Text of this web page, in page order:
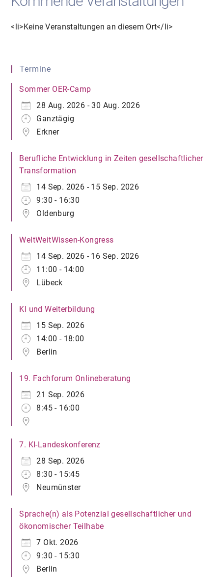
<li>Keine Veranstaltungen an diesem Ort</li>
Termine
Sommer OER-Camp
28 Aug. 2026 - 30 Aug. 2026
Ganztägig
Erkner
Berufliche Entwicklung in Zeiten gesellschaftlicher
Transformation
14 Sep. 2026 - 15 Sep. 2026
9:30 - 16:30
Oldenburg
WeltWeitWissen-Kongress
14 Sep. 2026 - 16 Sep. 2026
11:00 - 14:00
Lübeck
KI und Weiterbildung
15 Sep. 2026
14:00 - 18:00
Berlin
19. Fachforum Onlineberatung
21 Sep. 2026
8:45 - 16:00
7. KI-Landeskonferenz
28 Sep. 2026
8:30 - 15:45
Neumünster
Sprache(n) als Potenzial gesellschaftlicher und
ökonomischer Teilhabe
7 Okt. 2026
9:30 - 15:30
Berlin